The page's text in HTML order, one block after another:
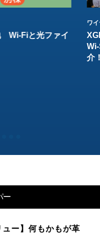
Wi-Fiと光ファイ
ワ
介
ー
ュー】何もかもが革